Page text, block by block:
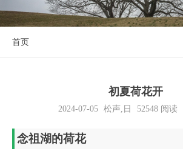
首页
初夏荷花开
2024-07-05 松声, 日 52548阅读
念祖湖的荷花